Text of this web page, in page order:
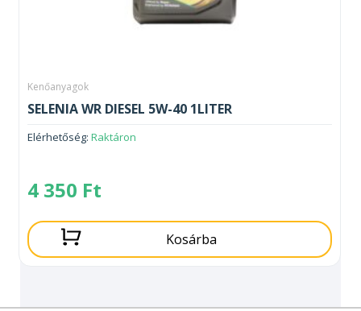
Kenőanyagok
SELENIA WR DIESEL 5W-40 1LITER
Elérhetőség: Raktáron
4 350 Ft
Kosárba